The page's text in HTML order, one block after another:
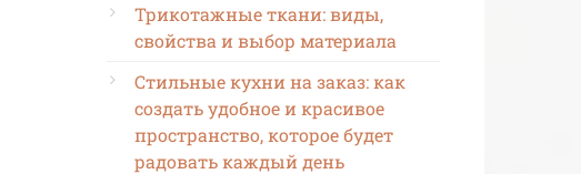
Трикотажные ткани: виды,
свойства и выбор материала
Стильные кухни на заказ: как
создать удобное и красивое
пространство, которое будет
радовать каждый день